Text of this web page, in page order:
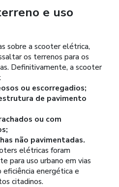
e uso
sobre a scooter elétrica,
os terrenos para os
Definitivamente, a scooter
ou escorregadios;
de pavimento
ou com
não pavimentadas.
elétricas foram
para uso urbano em vias
eficiência energética e
citadinos.